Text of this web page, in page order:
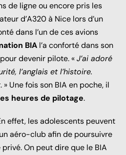
de ligne ou encore pris les
d’A320 à Nice lors d’un
dans l’un de ces avions
BIA l’a conforté dans son
devenir pilote. «J’ai adoré
l’anglais et l’histoire.
. » Une fois son BIA en poche, il
heures de pilotage.
effet, les adolescents peuvent
aéro-club afin de poursuivre
On peut dire que le BIA